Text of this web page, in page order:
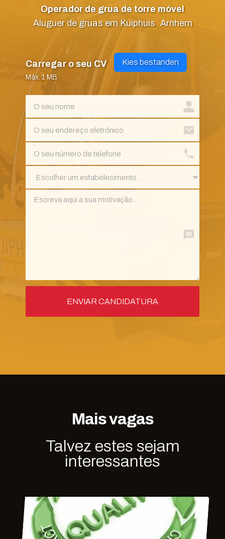
Operador de grua de torre móvel
Aluguer de gruas em Kuiphuis Arnhem
Carregar o seu CV Kies bestanden
Máx. 1 MB
Mais vagas
Talvez estes sejam
interessantes